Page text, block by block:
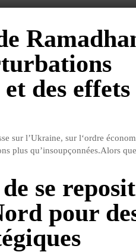
des effets
sur l’Ukraine, sur l‘ordre
plus qu’insoupçonnées.Alors
se
pour